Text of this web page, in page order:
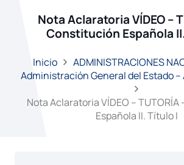
Nota Aclaratoria VÍDEO –
Constitución Española
Inicio
ADMINISTRACIONES
Administración General del Estado
Nota Aclaratoria VÍDEO –
Española II. Título I